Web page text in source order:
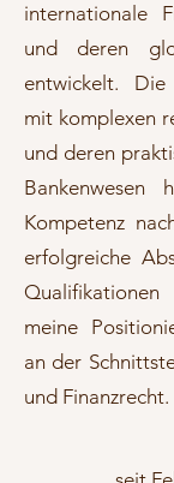
internationale
und deren
entwickelt. Die
mit komplexen
und deren
Bankenwesen
Kompetenz
erfolgreiche
meine
an der
und Finanzrecht.